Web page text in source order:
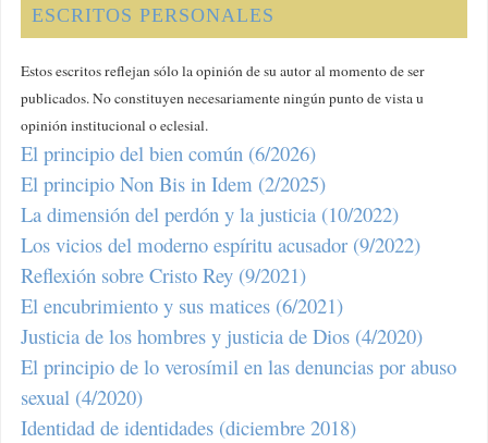
ESCRITOS PERSONALES
Estos escritos reflejan sólo la opinión de su autor al momento de ser
publicados. No constituyen necesariamente ningún punto de vista u
opinión institucional o eclesial.
El principio del bien común (6/2026)
El principio Non Bis in Idem (2/2025)
La dimensión del perdón y la justicia (10/2022)
Los vicios del moderno espíritu acusador (9/2022)
Reflexión sobre Cristo Rey (9/2021)
El encubrimiento y sus matices (6/2021)
Justicia de los hombres y justicia de Dios (4/2020)
El principio de lo verosímil en las denuncias por abuso
sexual (4/2020)
Identidad de identidades (diciembre 2018)